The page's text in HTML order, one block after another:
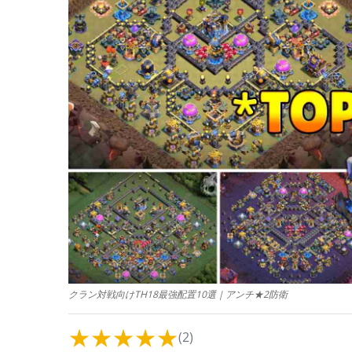
クラン対戦向けTH18最強配置10選｜アンチ★2防衛
★★★★★(2)